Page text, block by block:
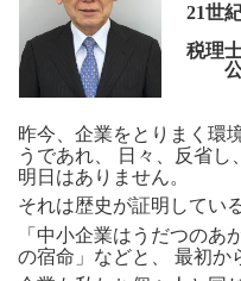
21世
税理
公
昨今、企業をとりまく環
うであれ、 日々、反省
明日はありません。
それは歴史が証明してい
「中小企業はうだつのあ
の宿命」などと、 最初か